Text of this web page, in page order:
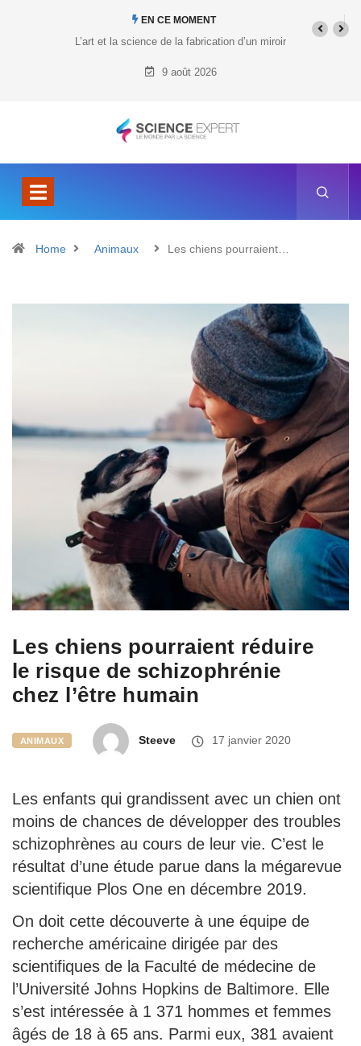
EN CE MOMENT
Quel est le prix du Tesla Cybertruck ?
9 août 2026
Home Animaux Les chiens pourraient…
Les chiens pourraient réduire
le risque de schizophrénie
chez l’être humain
ANIMAUX Steeve 17 janvier 2020
Les enfants qui grandissent avec un chien ont
moins de chances de développer des troubles
schizophrènes au cours de leur vie. C’est le
résultat d’une étude parue dans la mégarevue
scientifique Plos One en décembre 2019.
On doit cette découverte à une équipe de
recherche américaine dirigée par des
scientifiques de la Faculté de médecine de
l’Université Johns Hopkins de Baltimore. Elle
s’est intéressée à 1 371 hommes et femmes
âgés de 18 à 65 ans. Parmi eux, 381 avaient